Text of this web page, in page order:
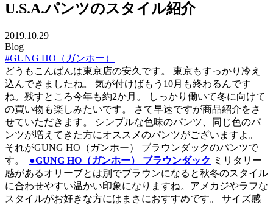
U.S.A.パンツのスタイル紹介
2019.10.29
Blog
#GUNG HO（ガンホー）
どうもこんばんは東京店の安久です。 東京もすっかり冷え
込んできましたね。 気が付けばもう10月も終わるんです
ね。残すところ今年も約2か月。 しっかり働いて冬に向けて
の買い物も楽しみたいです。 さて早速ですが商品紹介をさ
せていただきます。 シンプルな色味のパンツ、同じ色のパ
ンツが増えてきた方にオススメのパンツがございますよ。
それがGUNG HO（ガンホー） ブラウンダックのパンツで
す。
●GUNG HO（ガンホー） ブラウンダック ミリタリー
感があるオリーブとは別でブラウンになると秋冬のスタイル
に合わせやすい温かい印象になりますね。アメカジやラフな
スタイルがお好きな方にはまさにおすすめです。 サイズ感